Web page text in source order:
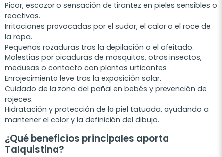
Picor, escozor o sensación de tirantez en pieles sensibles o
reactivas.
Irritaciones provocadas por el sudor, el calor o el roce de
la ropa.
Pequeñas rozaduras tras la depilación o el afeitado.
Molestias por picaduras de mosquitos, otros insectos,
medusas o contacto con plantas urticantes.
Enrojecimiento leve tras la exposición solar.
Cuidado de la zona del pañal en bebés y prevención de
rojeces.
Hidratación y protección de la piel tatuada, ayudando a
mantener el color y la definición del dibujo.
¿Qué beneficios principales aporta
Talquistina?